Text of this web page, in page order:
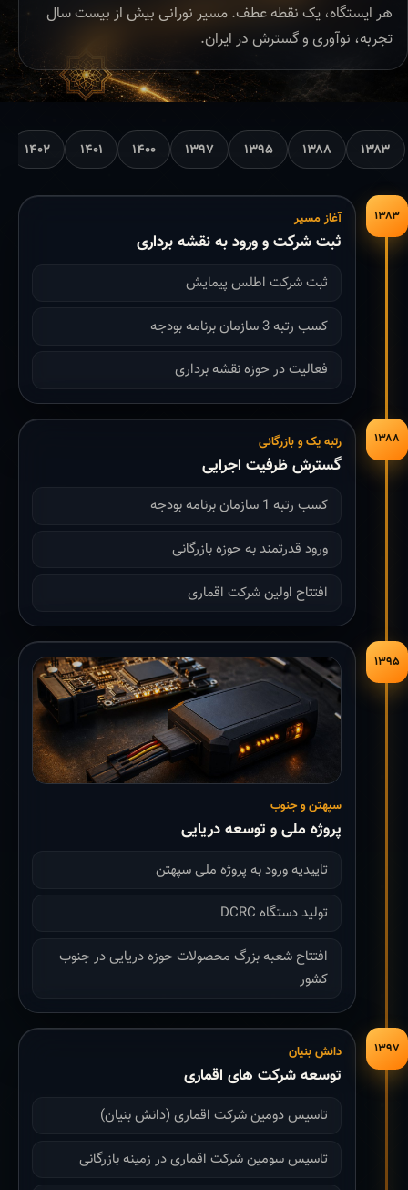
هر ایستگاه، یک نقطه عطف. مسیر نورانی بیش از بیست سال
تجربه، نوآوری و گسترش در ایران.
۱۳۸۳ ۱۳۸۸ ۱۳۹۵ ۱۳۹۷ ۱۴۰۰ ۱۴۰۱ ۱۴۰۲
۱۳۸۳ آغاز مسیر
ثبت شرکت و ورود به نقشه برداری
ثبت شرکت اطلس پیمایش
کسب رتبه 3 سازمان برنامه بودجه
فعالیت در حوزه نقشه برداری
۱۳۸۸ رتبه یک و بازرگانی
گسترش ظرفیت اجرایی
کسب رتبه 1 سازمان برنامه بودجه
ورود قدرتمند به حوزه بازرگانی
افتتاح اولین شرکت اقماری
۱۳۹۵
سپهتن و جنوب
پروژه ملی و توسعه دریایی
تاییدیه ورود به پروژه ملی سپهتن
تولید دستگاه DCRC
افتتاح شعبه بزرگ محصولات حوزه دریایی در جنوب
کشور
۱۳۹۷ دانش بنیان
توسعه شرکت های اقماری
تاسیس دومین شرکت اقماری (دانش بنیان)
تاسیس سومین شرکت اقماری در زمینه بازرگانی